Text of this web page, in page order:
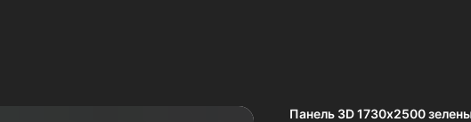
Панель 3D 1730х2500